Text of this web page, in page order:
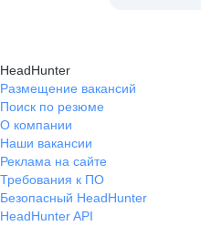
HeadHunter
Размещение вакансий
Поиск по резюме
О компании
Наши вакансии
Реклама на сайте
Требования к ПО
Безопасный HeadHunter
HeadHunter API